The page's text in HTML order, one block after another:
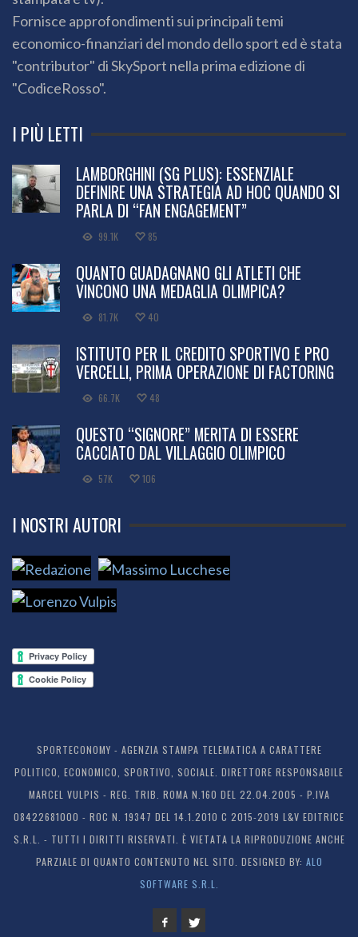
Fornisce approfondimenti sui principali temi
economico-finanziari del mondo dello sport ed è stata
"contributor" di SkySport nella prima edizione di
"CodiceRosso".
I PIÙ LETTI
LAMBORGHINI (SG PLUS): ESSENZIALE
DEFINIRE UNA STRATEGIA AD HOC QUANDO SI
PARLA DI “FAN ENGAGEMENT”
99.1K 85
QUANTO GUADAGNANO GLI ATLETI CHE
VINCONO UNA MEDAGLIA OLIMPICA?
81.7K 40
ISTITUTO PER IL CREDITO SPORTIVO E PRO
VERCELLI, PRIMA OPERAZIONE DI FACTORING
66.7K 48
QUESTO “SIGNORE” MERITA DI ESSERE
CACCIATO DAL VILLAGGIO OLIMPICO
57K 106
I NOSTRI AUTORI
SPORTECONOMY - AGENZIA STAMPA TELEMATICA A CARATTERE
POLITICO, ECONOMICO, SPORTIVO, SOCIALE. DIRETTORE RESPONSABILE
MARCEL VULPIS - REG. TRIB. ROMA N.160 DEL 22.04.2005 - P.IVA
08422681000 - ROC N. 19347 DEL 14.1.2010 C 2015-2019 L&V EDITRICE
S.R.L. - TUTTI I DIRITTI RISERVATI. È VIETATA LA RIPRODUZIONE ANCHE
PARZIALE DI QUANTO CONTENUTO NEL SITO. DESIGNED BY: ALO
SOFTWARE S.R.L.